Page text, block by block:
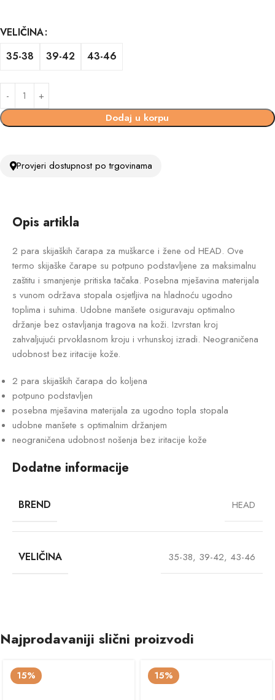
VELIČINA
35-38
39-42 43-46
Dodaj u korpu
Provjeri dostupnost po trgovinama
Opis artikla
2 para skijaških čarapa za muškarce i žene od HEAD. Ove
termo skijaške čarape su potpuno podstavljene za maksimalnu
zaštitu i smanjenje pritiska tačaka. Posebna mješavina materijala
s vunom održava stopala osjetljiva na hladnoću ugodno
toplima i suhima. Udobne manšete osiguravaju optimalno
držanje bez ostavljanja tragova na koži. Izvrstan kroj
zahvaljujući prvoklasnom kroju i vrhunskoj izradi. Neograničena
udobnost bez iritacije kože.
2 para skijaških čarapa do koljena
potpuno podstavljen
posebna mješavina materijala za ugodno topla stopala
udobne manšete s optimalnim držanjem
neograničena udobnost nošenja bez iritacije kože
Dodatne informacije
BREND HEAD
VELIČINA 35-38, 39-42, 43-46
Najprodavaniji slični proizvodi
15% 15%